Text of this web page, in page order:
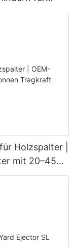
Holzspalter |
mit 20–45